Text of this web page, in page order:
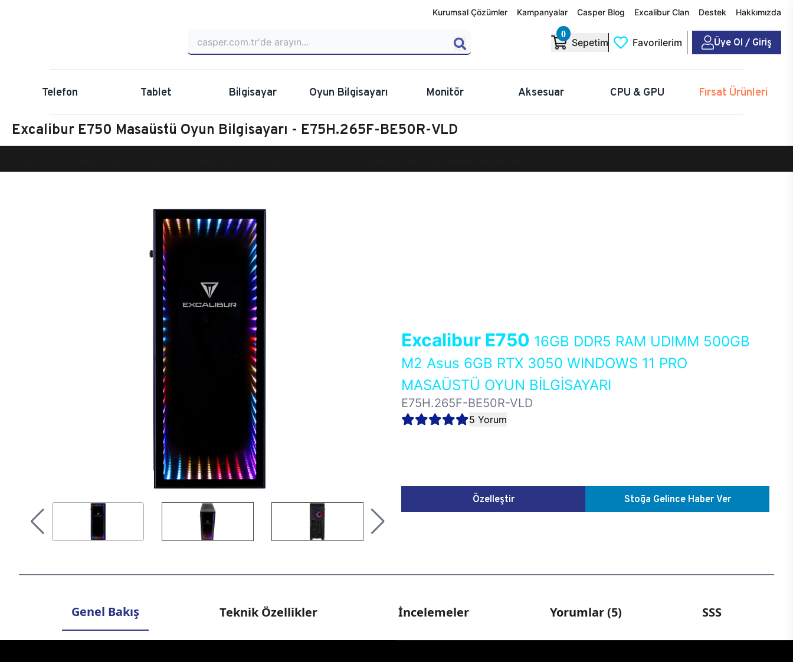
Kurumsal Çözümler Kampanyalar Casper Blog Excalibur Clan Destek Hakkımızda
0
Sepetim Favorilerim Üye Ol / Giriş
Telefon Tablet Bilgisayar Oyun Bilgisayarı Monitör Aksesuar CPU & GPU Fırsat Ürünleri
Excalibur E750 Masaüstü Oyun Bilgisayarı - E75H.265F-BE50R-VLD
Excalibur E750 16GB DDR5 RAM UDIMM 500GB
M2 Asus 6GB RTX 3050 WINDOWS 11 PRO
MASAÜSTÜ OYUN BİLGİSAYARI
E75H.265F-BE50R-VLD
5 Yorum
Özelleştir Stoğa Gelince Haber Ver
Genel Bakış Teknik Özellikler İncelemeler Yorumlar (5) SSS